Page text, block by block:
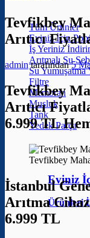
Tüm Ürünler
Eviniz İçin
İş Yeriniz
Arıtmalı Su
Su Yumuşatma
Filtre
Membran
Musluk
Tank
Yedek Parça
Eviniz
Ürünleri
Tevfikbey
Arıtıcı
admintarafından 5
Tevfikbey
Arıtıcı
6.999 TL
Tevfikbey
İstanbul
Arıtma
6.999 TL